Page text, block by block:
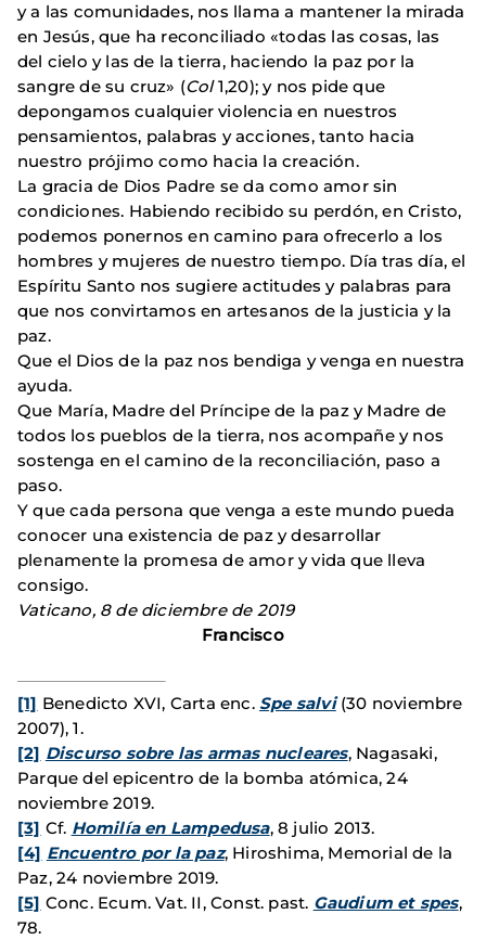
y a las comunidades, nos llama a mantener la mirada
en Jesús, que ha reconciliado «todas las cosas, las
del cielo y las de la tierra, haciendo la paz por la
sangre de su cruz» (Col1,20); y nos pide que
depongamos cualquier violencia en nuestros
pensamientos, palabras y acciones, tanto hacia
nuestro prójimo como hacia la creación.
La gracia de Dios Padre se da como amor sin
condiciones. Habiendo recibido su perdón, en Cristo,
podemos ponernos en camino para ofrecerlo a los
hombres y mujeres de nuestro tiempo. Día tras día, el
Espíritu Santo nos sugiere actitudes y palabras para
que nos convirtamos en artesanos de la justicia y la
paz.
Que el Dios de la paz nos bendiga y venga en nuestra
ayuda.
Que María, Madre del Príncipe de la paz y Madre de
todos los pueblos de la tierra, nos acompañe y nos
sostenga en el camino de la reconciliación, paso a
paso.
Y que cada persona que venga a este mundo pueda
conocer una existencia de paz y desarrollar
plenamente la promesa de amor y vida que lleva
consigo.
Vaticano, 8 de diciembre de 2019
Francisco
[1] Benedicto XVI, Carta enc. Spe salvi(30 noviembre
2007), 1.
[2] Discurso sobre las armas nucleares, Nagasaki,
Parque del epicentro de la bomba atómica, 24
noviembre 2019.
[3] Cf. Homilía en Lampedusa, 8 julio 2013.
[4] Encuentro por la paz, Hiroshima, Memorial de la
Paz, 24 noviembre 2019.
[5] Conc. Ecum. Vat. II, Const. past. Gaudium et spes,
78.